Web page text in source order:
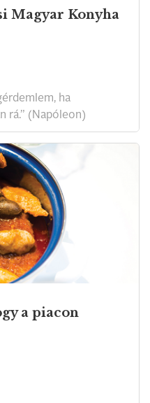
Magyar Konyha
ha
rá.” (Napóleon)
a piacon